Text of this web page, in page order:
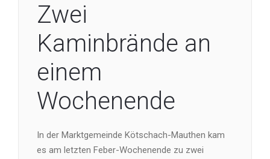
Zwei
Kaminbrände an
einem
Wochenende
In der Marktgemeinde Kötschach-Mauthen kam
es am letzten Feber-Wochenende zu zwei